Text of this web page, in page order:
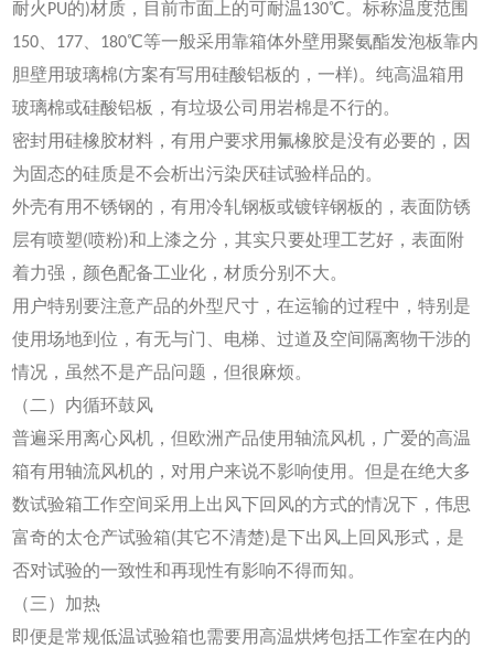
耐火PU的)材质，目前市面上的可耐温130℃。标称温度范围
150、177、180℃等一般采用靠箱体外壁用聚氨酯发泡板靠内
胆壁用玻璃棉(方案有写用硅酸铝板的，一样)。纯高温箱用
玻璃棉或硅酸铝板，有垃圾公司用岩棉是不行的。
密封用硅橡胶材料，有用户要求用氟橡胶是没有必要的，因
为固态的硅质是不会析出污染厌硅试验样品的。
外壳有用不锈钢的，有用冷轧钢板或镀锌钢板的，表面防锈
层有喷塑(喷粉)和上漆之分，其实只要处理工艺好，表面附
着力强，颜色配备工业化，材质分别不大。
用户特别要注意产品的外型尺寸，在运输的过程中，特别是
使用场地到位，有无与门、电梯、过道及空间隔离物干涉的
情况，虽然不是产品问题，但很麻烦。
（二）内循环鼓风
普遍采用离心风机，但欧洲产品使用轴流风机，广爱的高温
箱有用轴流风机的，对用户来说不影响使用。但是在绝大多
数试验箱工作空间采用上出风下回风的方式的情况下，伟思
富奇的太仓产试验箱(其它不清楚)是下出风上回风形式，是
否对试验的一致性和再现性有影响不得而知。
（三）加热
即便是常规低温试验箱也需要用高温烘烤包括工作室在内的